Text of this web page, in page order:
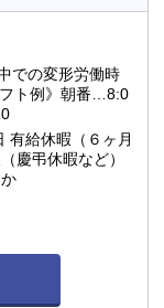
での変形労働時
ト例》朝番…8:0
有給休暇（６ヶ月
慶弔休暇など）